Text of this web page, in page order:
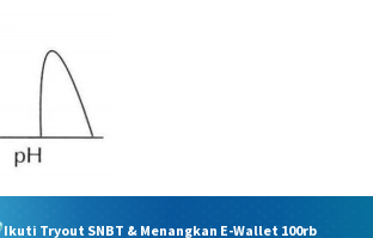
Ikuti Tryout SNBT & Menangkan E-Wallet 100rb